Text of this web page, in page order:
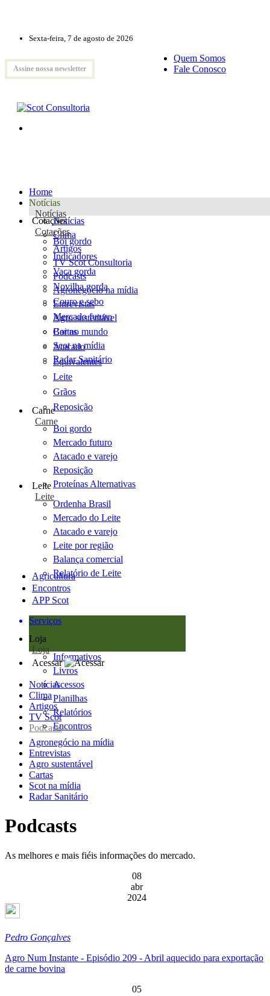
Sexta-feira, 7 de agosto de 2026
Assine nossa newsletter
Quem Somos
Fale Conosco
Home
Notícias
Notícias
Notícias
Clima
Artigos
TV Scot Consultoria
Podcasts
Agronegócio na mídia
Entrevistas
Agro sustentável
Cartas
Scot na mídia
Radar Sanitário
Cotações
Cotações
Boi gordo
Indicadores
Vaca gorda
Novilha gorda
Couro e sebo
Mercado futuro
Boi no mundo
Atacado
Equivalentes
Leite
Grãos
Reposição
Carne
Carne
Boi gordo
Mercado futuro
Atacado e varejo
Reposição
Proteínas Alternativas
Leite
Leite
Ordenha Brasil
Mercado do Leite
Atacado e varejo
Leite por região
Balança comercial
Relatório de Leite
Agricultura
Encontros
APP Scot
Serviços
Loja
Loja
Informativos
Livros
Acessos
Planilhas
Relatórios
Encontros
Acessar
Notícias
Clima
Artigos
TV Scot
Podcasts
Agronegócio na mídia
Entrevistas
Agro sustentável
Cartas
Scot na mídia
Radar Sanitário
Podcasts
As melhores e mais fiéis informações do mercado.
08
abr
2024
Pedro Gonçalves
Agro Num Instante - Episódio 209 - Abril aquecido para exportação
de carne bovina
05